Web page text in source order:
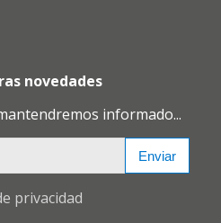
novedades
informado...
Enviar
privacidad